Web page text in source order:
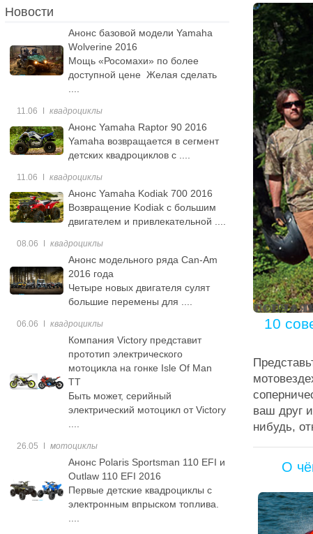
10
ваш друг
нибудь,
О
Новости
Анонс базовой модели Yamaha
Wolverine 2016
Мощь «Росомахи» по более
доступной цене Желая сделать
11.06 квадроциклы
Анонс Yamaha Raptor 90 2016
Yamaha возвращается в сегмент
детских квадроциклов с ....
11.06 квадроциклы
Анонс Yamaha Kodiak 700 2016
Возвращение Kodiak с большим
двигателем и привлекательной ....
08.06 квадроциклы
Анонс модельного ряда Can-Am
2016 года
Четыре новых двигателя сулят
большие перемены для ....
06.06 квадроциклы
Компания Victory представит
прототип электрического
мотоцикла на гонке Isle Of Man
TT
Быть может, серийный
электрический мотоцикл от Victory
26.05 мотоциклы
Анонс Polaris Sportsman 110 EFI и
Outlaw 110 EFI 2016
Первые детские квадроциклы с
электронным впрыском топлива.